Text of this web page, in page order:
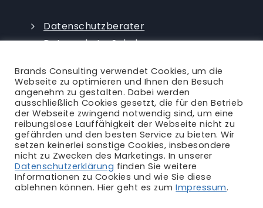
Datenschutzberater
Datenschutz-Schulungen
externer Datenschutzbeauftragter
Ansprechpartner| Blog| Karriere|
Impressum|Datenschutzerklärung|AGB
Brands Consulting verwendet Cookies, um die
Webseite zu optimieren und Ihnen den Besuch
angenehm zu gestalten. Dabei werden
ausschließlich Cookies gesetzt, die für den Betrieb
der Webseite zwingend notwendig sind, um eine
reibungslose Lauffähigkeit der Webseite nicht zu
gefährden und den besten Service zu bieten. Wir
setzen keinerlei sonstige Cookies, insbesondere
nicht zu Zwecken des Marketings. In unserer
Datenschutzerklärung finden Sie weitere
Informationen zu Cookies und wie Sie diese
ablehnen können. Hier geht es zumImpressum.